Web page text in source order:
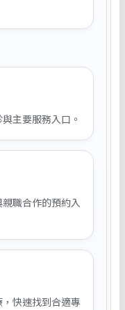
主要服務入口。
職合作的預約入
快速找到合適專